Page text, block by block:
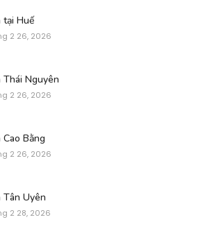
tại Huế
2 26, 2026
Thái Nguyên
2 26, 2026
Cao Bằng
2 26, 2026
Tân Uyên
2 28, 2026